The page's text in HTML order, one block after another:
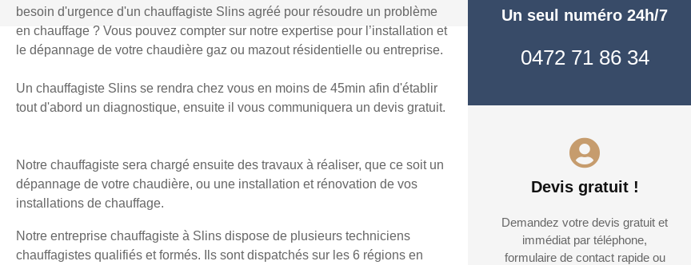
besoin d'urgence d'un chauffagiste Slins agréé pour résoudre un problème
en chauffage ? Vous pouvez compter sur notre expertise pour l’installation et
le dépannage de votre chaudière gaz ou mazout résidentielle ou entreprise.
Un chauffagiste Slins se rendra chez vous en moins de 45min afin d'établir
tout d'abord un diagnostique, ensuite il vous communiquera un devis gratuit.
Notre chauffagiste sera chargé ensuite des travaux à réaliser, que ce soit un
dépannage de votre chaudière, ou une installation et rénovation de vos
installations de chauffage.
Notre entreprise chauffagiste à Slins dispose de plusieurs techniciens
chauffagistes qualifiés et formés. Ils sont dispatchés sur les 6 régions en
Un seul numéro 24h/7
0472 71 86 34
Devis gratuit !
Demandez votre devis gratuit et
immédiat par téléphone,
formulaire de contact rapide ou